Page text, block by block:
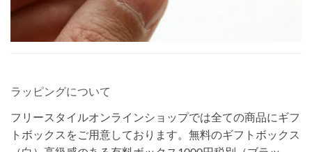
ラッピングについて
フリースタイルオンラインショップでは全ての商品にギフ
トボックスをご用意しております。無料のギフトボックス